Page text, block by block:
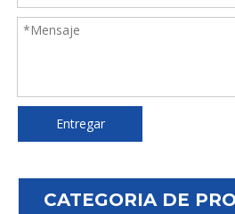
Entregar
CATEGORIA DE